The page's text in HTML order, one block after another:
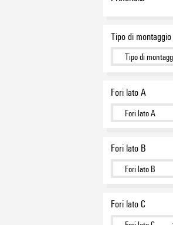
IEC 60079-0
IEC 60079-31(2)
IEC 60079-7(2)
Tipo di montaggio
Fori lato A
Fori lato B
Fori lato C